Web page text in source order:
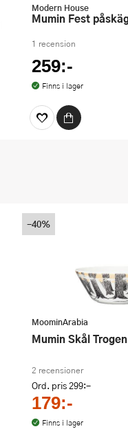
Modern House
Mumin Fest
1 recension
259:-
Finns i lager
MoominArabia
Mumin Skål
2 recensioner
Ord. pris299:-
179:-
Finns i lager
-40%